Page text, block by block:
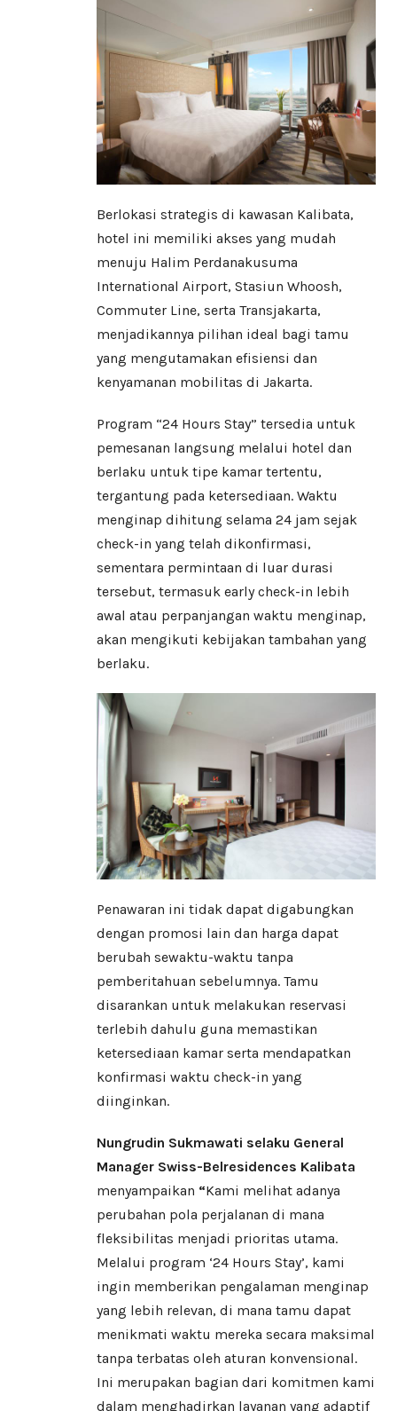
Berlokasi strategis di kawasan Kalibata,
hotel ini memiliki akses yang mudah
menuju Halim Perdanakusuma
International Airport, Stasiun Whoosh,
Commuter Line, serta Transjakarta,
menjadikannya pilihan ideal bagi tamu
yang mengutamakan efisiensi dan
kenyamanan mobilitas di Jakarta.
Program “24 Hours Stay” tersedia untuk
pemesanan langsung melalui hotel dan
berlaku untuk tipe kamar tertentu,
tergantung pada ketersediaan. Waktu
menginap dihitung selama 24 jam sejak
check-in yang telah dikonfirmasi,
sementara permintaan di luar durasi
tersebut, termasuk early check-in lebih
awal atau perpanjangan waktu menginap,
akan mengikuti kebijakan tambahan yang
berlaku.
Penawaran ini tidak dapat digabungkan
dengan promosi lain dan harga dapat
berubah sewaktu-waktu tanpa
pemberitahuan sebelumnya. Tamu
disarankan untuk melakukan reservasi
terlebih dahulu guna memastikan
ketersediaan kamar serta mendapatkan
konfirmasi waktu check-in yang
diinginkan.
Nungrudin Sukmawati selaku General
Manager Swiss-Belresidences Kalibata
menyampaikan “Kami melihat adanya
perubahan pola perjalanan di mana
fleksibilitas menjadi prioritas utama.
Melalui program ‘24 Hours Stay’, kami
ingin memberikan pengalaman menginap
yang lebih relevan, di mana tamu dapat
menikmati waktu mereka secara maksimal
tanpa terbatas oleh aturan konvensional.
Ini merupakan bagian dari komitmen kami
dalam menghadirkan layanan yang adaptif